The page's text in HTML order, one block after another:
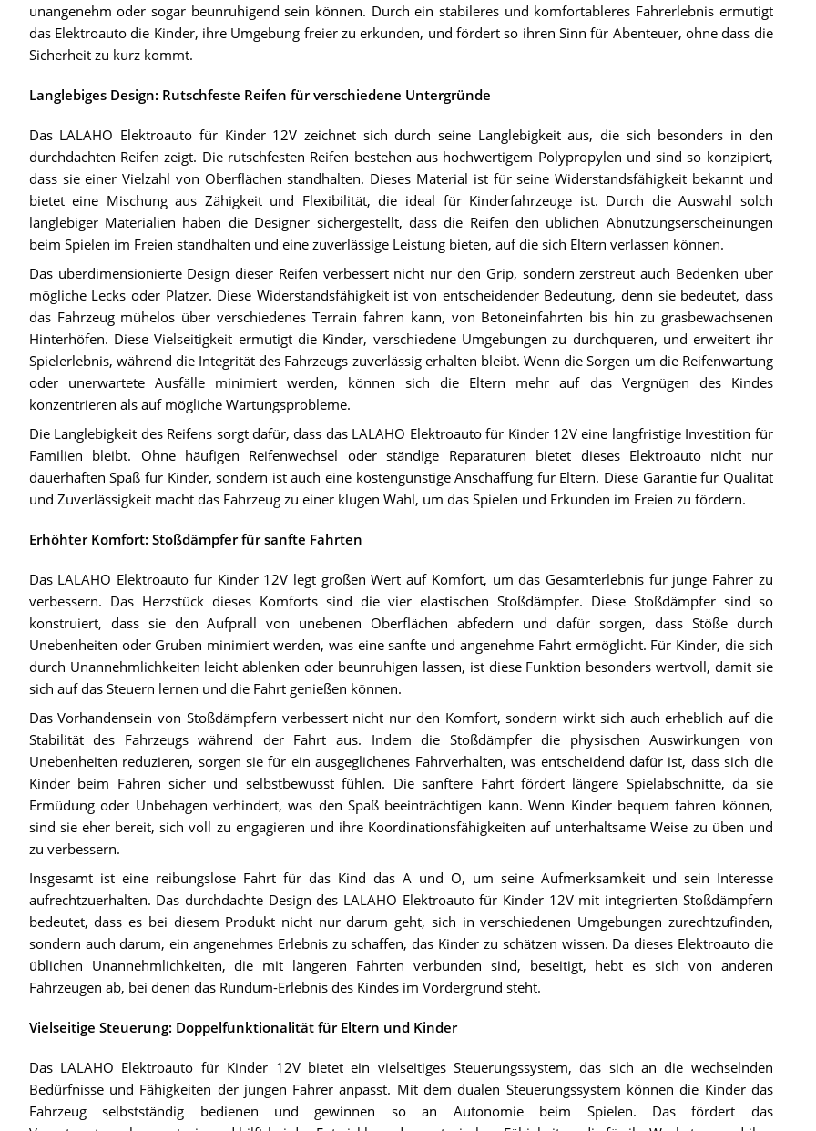
unangenehm oder sogar beunruhigend sein können. Durch ein stabileres und komfortableres Fahrerlebnis ermutigt
das Elektroauto die Kinder, ihre Umgebung freier zu erkunden, und fördert so ihren Sinn für Abenteuer, ohne dass die
Sicherheit zu kurz kommt.
Langlebiges Design: Rutschfeste Reifen für verschiedene Untergründe
Das LALAHO Elektroauto für Kinder 12V zeichnet sich durch seine Langlebigkeit aus, die sich besonders in den
durchdachten Reifen zeigt. Die rutschfesten Reifen bestehen aus hochwertigem Polypropylen und sind so konzipiert,
dass sie einer Vielzahl von Oberflächen standhalten. Dieses Material ist für seine Widerstandsfähigkeit bekannt und
bietet eine Mischung aus Zähigkeit und Flexibilität, die ideal für Kinderfahrzeuge ist. Durch die Auswahl solch
langlebiger Materialien haben die Designer sichergestellt, dass die Reifen den üblichen Abnutzungserscheinungen
beim Spielen im Freien standhalten und eine zuverlässige Leistung bieten, auf die sich Eltern verlassen können.
Das überdimensionierte Design dieser Reifen verbessert nicht nur den Grip, sondern zerstreut auch Bedenken über
mögliche Lecks oder Platzer. Diese Widerstandsfähigkeit ist von entscheidender Bedeutung, denn sie bedeutet, dass
das Fahrzeug mühelos über verschiedenes Terrain fahren kann, von Betoneinfahrten bis hin zu grasbewachsenen
Hinterhöfen. Diese Vielseitigkeit ermutigt die Kinder, verschiedene Umgebungen zu durchqueren, und erweitert ihr
Spielerlebnis, während die Integrität des Fahrzeugs zuverlässig erhalten bleibt. Wenn die Sorgen um die Reifenwartung
oder unerwartete Ausfälle minimiert werden, können sich die Eltern mehr auf das Vergnügen des Kindes
konzentrieren als auf mögliche Wartungsprobleme.
Die Langlebigkeit des Reifens sorgt dafür, dass das LALAHO Elektroauto für Kinder 12V eine langfristige Investition für
Familien bleibt. Ohne häufigen Reifenwechsel oder ständige Reparaturen bietet dieses Elektroauto nicht nur
dauerhaften Spaß für Kinder, sondern ist auch eine kostengünstige Anschaffung für Eltern. Diese Garantie für Qualität
und Zuverlässigkeit macht das Fahrzeug zu einer klugen Wahl, um das Spielen und Erkunden im Freien zu fördern.
Erhöhter Komfort: Stoßdämpfer für sanfte Fahrten
Das LALAHO Elektroauto für Kinder 12V legt großen Wert auf Komfort, um das Gesamterlebnis für junge Fahrer zu
verbessern. Das Herzstück dieses Komforts sind die vier elastischen Stoßdämpfer. Diese Stoßdämpfer sind so
konstruiert, dass sie den Aufprall von unebenen Oberflächen abfedern und dafür sorgen, dass Stöße durch
Unebenheiten oder Gruben minimiert werden, was eine sanfte und angenehme Fahrt ermöglicht. Für Kinder, die sich
durch Unannehmlichkeiten leicht ablenken oder beunruhigen lassen, ist diese Funktion besonders wertvoll, damit sie
sich auf das Steuern lernen und die Fahrt genießen können.
Das Vorhandensein von Stoßdämpfern verbessert nicht nur den Komfort, sondern wirkt sich auch erheblich auf die
Stabilität des Fahrzeugs während der Fahrt aus. Indem die Stoßdämpfer die physischen Auswirkungen von
Unebenheiten reduzieren, sorgen sie für ein ausgeglichenes Fahrverhalten, was entscheidend dafür ist, dass sich die
Kinder beim Fahren sicher und selbstbewusst fühlen. Die sanftere Fahrt fördert längere Spielabschnitte, da sie
Ermüdung oder Unbehagen verhindert, was den Spaß beeinträchtigen kann. Wenn Kinder bequem fahren können,
sind sie eher bereit, sich voll zu engagieren und ihre Koordinationsfähigkeiten auf unterhaltsame Weise zu üben und
zu verbessern.
Insgesamt ist eine reibungslose Fahrt für das Kind das A und O, um seine Aufmerksamkeit und sein Interesse
aufrechtzuerhalten. Das durchdachte Design des LALAHO Elektroauto für Kinder 12V mit integrierten Stoßdämpfern
bedeutet, dass es bei diesem Produkt nicht nur darum geht, sich in verschiedenen Umgebungen zurechtzufinden,
sondern auch darum, ein angenehmes Erlebnis zu schaffen, das Kinder zu schätzen wissen. Da dieses Elektroauto die
üblichen Unannehmlichkeiten, die mit längeren Fahrten verbunden sind, beseitigt, hebt es sich von anderen
Fahrzeugen ab, bei denen das Rundum-Erlebnis des Kindes im Vordergrund steht.
Vielseitige Steuerung: Doppelfunktionalität für Eltern und Kinder
Das LALAHO Elektroauto für Kinder 12V bietet ein vielseitiges Steuerungssystem, das sich an die wechselnden
Bedürfnisse und Fähigkeiten der jungen Fahrer anpasst. Mit dem dualen Steuerungssystem können die Kinder das
Fahrzeug selbstständig bedienen und gewinnen so an Autonomie beim Spielen. Das fördert das